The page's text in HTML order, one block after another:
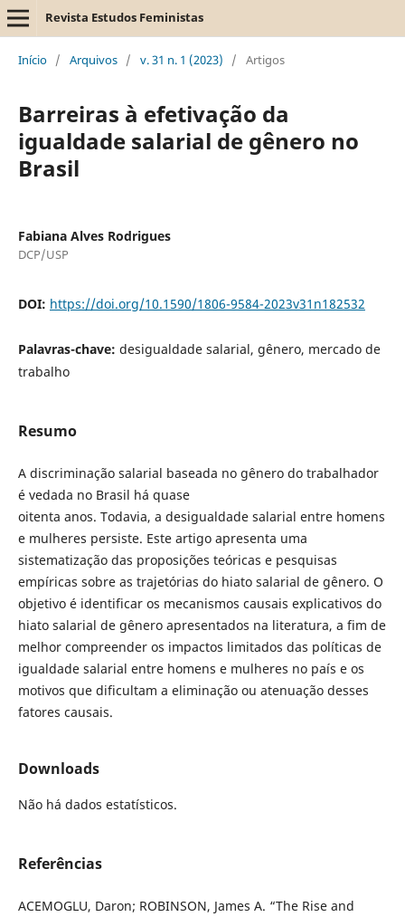
Revista Estudos Feministas
Início / Arquivos / v. 31 n. 1 (2023) / Artigos
Barreiras à efetivação da
igualdade salarial de gênero no
Brasil
Fabiana Alves Rodrigues
DCP/USP
DOI: https://doi.org/10.1590/1806-9584-2023v31n182532
Palavras-chave: desigualdade salarial, gênero, mercado de
trabalho
Resumo
A discriminação salarial baseada no gênero do trabalhador
é vedada no Brasil há quase
oitenta anos. Todavia, a desigualdade salarial entre homens
e mulheres persiste. Este artigo apresenta uma
sistematização das proposições teóricas e pesquisas
empíricas sobre as trajetórias do hiato salarial de gênero. O
objetivo é identificar os mecanismos causais explicativos do
hiato salarial de gênero apresentados na literatura, a fim de
melhor compreender os impactos limitados das políticas de
igualdade salarial entre homens e mulheres no país e os
motivos que dificultam a eliminação ou atenuação desses
fatores causais.
Downloads
Não há dados estatísticos.
Referências
ACEMOGLU, Daron; ROBINSON, James A. “The Rise and